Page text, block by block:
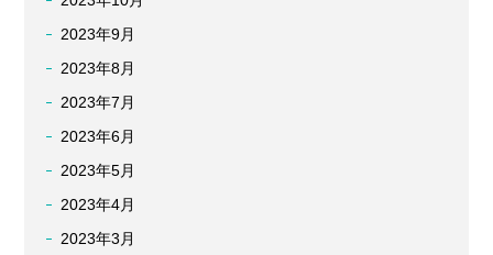
2023年9月
2023年8月
2023年7月
2023年6月
2023年5月
2023年4月
2023年3月